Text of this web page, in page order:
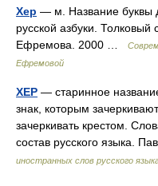
Хер — м. Название буквы
русской азбуки.
Ефремова. 2000 …
Ефремовой
ХЕР — старинное
знак, которым
зачеркивать крестом.
состав русского языка.
иностранных слов русского